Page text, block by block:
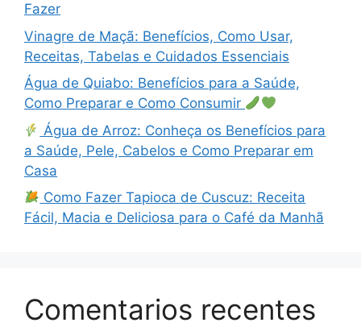
Fazer
Vinagre de Maçã: Benefícios, Como Usar,
Receitas, Tabelas e Cuidados Essenciais
Água de Quiabo: Benefícios para a Saúde,
Como Preparar e Como Consumir
Água de Arroz: Conheça os Benefícios para
a Saúde, Pele, Cabelos e Como Preparar em
Casa
Como Fazer Tapioca de Cuscuz: Receita
Fácil, Macia e Deliciosa para o Café da Manhã
Comentarios recentes